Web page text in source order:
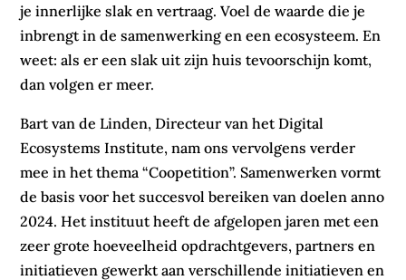
je innerlijke slak en vertraag. Voel de waarde die je
inbrengt in de samenwerking en een ecosysteem. En
weet: als er een slak uit zijn huis tevoorschijn komt,
dan volgen er meer.
Bart van de Linden, Directeur van het Digital
Ecosystems Institute, nam ons vervolgens verder
mee in het thema “Coopetition”. Samenwerken vormt
de basis voor het succesvol bereiken van doelen anno
2024. Het instituut heeft de afgelopen jaren met een
zeer grote hoeveelheid opdrachtgevers, partners en
initiatieven gewerkt aan verschillende initiatieven en